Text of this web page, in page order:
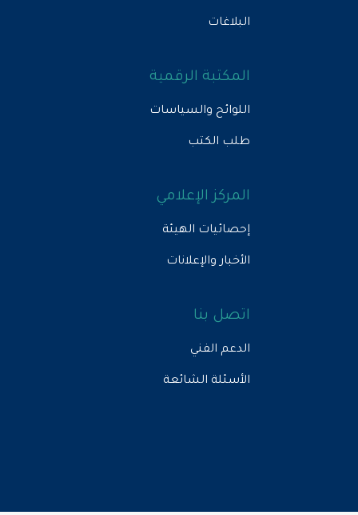
البلاغات
المكتبة الرقمية
اللوائح والسياسات
طلب الكتب
المركز الإعلامي
إحصائيات الهيئة
الأخبار والإعلانات
اتصل بنا
الدعم الفني
الأسئلة الشائعة